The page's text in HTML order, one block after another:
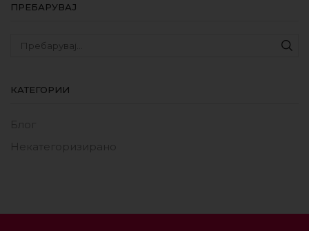
ПРЕБАРУВАЈ
КАТЕГОРИИ
Блог
Некатегоризирано